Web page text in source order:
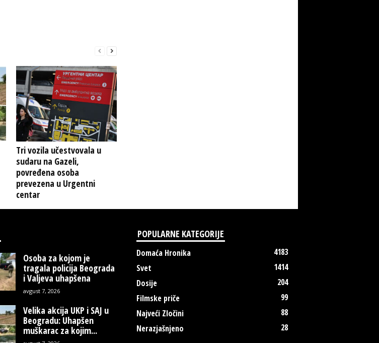
Tri vozila učestvovala u
sudaru na Gazeli,
povređena osoba
prevezena u Urgentni
centar
Osoba za kojom je
tragala policija Beograda
i Valjeva uhapšena
avgust 7, 2026
Velika akcija UKP i SAJ u
Beogradu: Uhapšen
muškarac za kojim...
POPULARNE KATEGORIJE
Domaća Hronika
4183
Svet
1414
Dosije
204
Filmske priče
99
Najveći Zločini
88
Nerazjašnjeno
28